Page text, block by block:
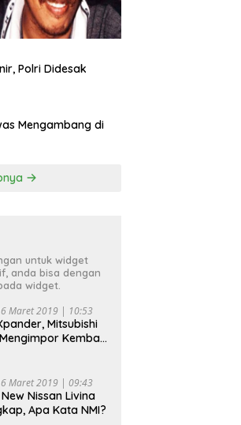
Polri Didesak
Mengambang di
untuk widget
anda bisa dengan
widget.
Maret 2019 | 10:53
Mitsubishi
Kembali
Maret 2019 | 09:43
Nissan Livina
Apa Kata NMI?